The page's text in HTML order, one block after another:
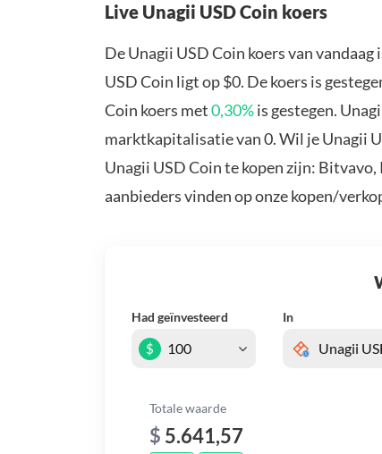
Live Unagii USD Coin koers
De Unagii USD Coin koers van vandaag
USD Coin ligt op $0. De koers is
Coin koers met0,30%is gestegen.
marktkapitalisatie van 0. Wil je Unagii
Unagii USD Coin te kopen zijn:
aanbieders vinden op onze kopen/
Had geïnvesteerd In
$
Totale waarde
$ 5.641,57